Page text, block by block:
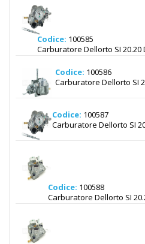
Codice: 100585
Carburatore Dellorto SI 20.20
Codice: 100586
Carburatore Dellorto SI
Codice: 100587
Carburatore Dellorto SI
Codice: 100588
Carburatore Dellorto SI